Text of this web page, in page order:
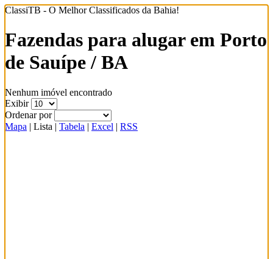
ClassiTB - O Melhor Classificados da Bahia!
Fazendas para alugar em Porto
de Sauípe / BA
Nenhum imóvel encontrado
Exibir
Ordenar por
Mapa | Lista | Tabela | Excel | RSS